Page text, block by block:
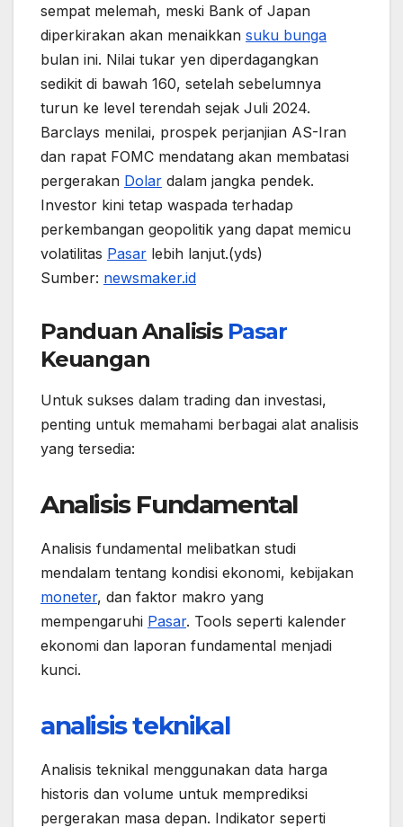
sempat melemah, meski Bank of Japan
diperkirakan akan menaikkan suku bunga
bulan ini. Nilai tukar yen diperdagangkan
sedikit di bawah 160, setelah sebelumnya
turun ke level terendah sejak Juli 2024.
Barclays menilai, prospek perjanjian AS-Iran
dan rapat FOMC mendatang akan membatasi
pergerakan Dolar dalam jangka pendek.
Investor kini tetap waspada terhadap
perkembangan geopolitik yang dapat memicu
volatilitas Pasar lebih lanjut.(yds)
Sumber: newsmaker.id
Panduan Analisis Pasar
Keuangan
Untuk sukses dalam trading dan investasi,
penting untuk memahami berbagai alat analisis
yang tersedia:
Analisis Fundamental
Analisis fundamental melibatkan studi
mendalam tentang kondisi ekonomi, kebijakan
moneter, dan faktor makro yang
mempengaruhi Pasar. Tools seperti kalender
ekonomi dan laporan fundamental menjadi
kunci.
analisis teknikal
Analisis teknikal menggunakan data harga
historis dan volume untuk memprediksi
pergerakan masa depan. Indikator seperti